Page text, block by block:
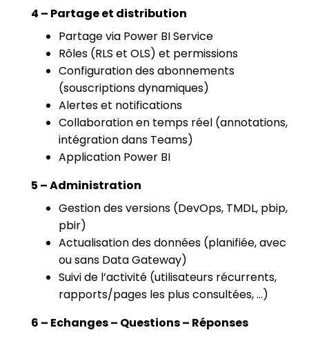
4 – Partage et distribution
Partage via Power BI Service
Rôles (RLS et OLS) et permissions
Configuration des abonnements
(souscriptions dynamiques)
Alertes et notifications
Collaboration en temps réel (annotations,
intégration dans Teams)
Application Power BI
5 – Administration
Gestion des versions (DevOps, TMDL, pbip,
pbir)
Actualisation des données (planifiée, avec
ou sans Data Gateway)
Suivi de l’activité (utilisateurs récurrents,
rapports/pages les plus consultées, …)
6 – Echanges – Questions – Réponses